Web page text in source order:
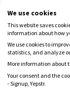
Hjälpcenter
Ladda ned
Ladda ned
We use cookies
This website saves
information about how
We use cookies to
statistics, and analyze
More information about
Your consent and the
- Signup, Yepstr.